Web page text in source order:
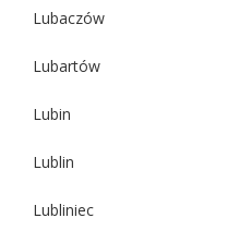
Lubaczów
Lubartów
Lubin
Lublin
Lubliniec